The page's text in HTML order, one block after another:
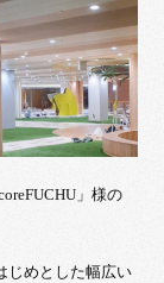
」様の
じめとした幅広い